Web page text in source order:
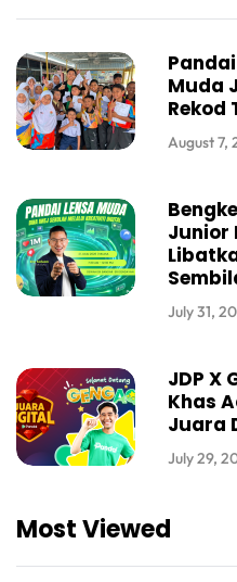
Muda
Rekod
August 7,
Junior
July 31,
JDP X
Khas
Juara
July 29,
Most Viewed